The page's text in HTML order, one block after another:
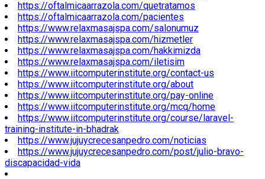
https://oftalmicaarrazola.com/quetratamos
https://oftalmicaarrazola.com/pacientes
https://www.relaxmasajspa.com/salonumuz
https://www.relaxmasajspa.com/hizmetler
https://www.relaxmasajspa.com/hakkimizda
https://www.relaxmasajspa.com/iletisim
https://www.iitcomputerinstitute.org/contact-us
https://www.iitcomputerinstitute.org/about
https://www.iitcomputerinstitute.org/pay-online
https://www.iitcomputerinstitute.org/mcq/home
https://www.iitcomputerinstitute.org/course/laravel-
training-institute-in-bhadrak
https://www.jujuycrecesanpedro.com/noticias
https://www.jujuycrecesanpedro.com/post/julio-bravo-
discapacidad-vida